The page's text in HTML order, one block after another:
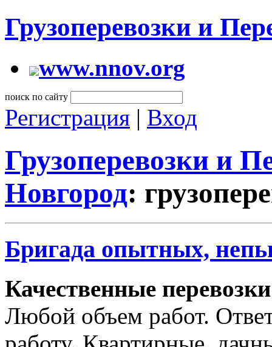
Грузоперевозки и
www.nnov.org
поиск по сайту
Регистрация | Вход
Грузоперевозки и
Новгород:
Бригада опытных,
Качественные
Любой объем работ.